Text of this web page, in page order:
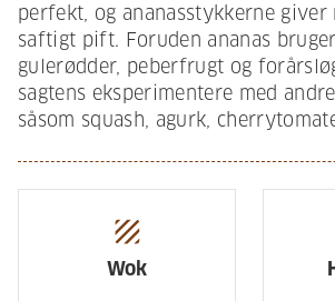
perfekt, og ananasstykkerne giver
saftigt pift. Foruden ananas
gulerødder, peberfrugt og
sagtens eksperimentere med
såsom squash, agurk,
texture
Wok